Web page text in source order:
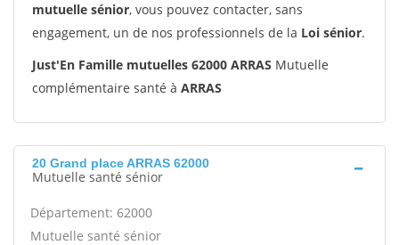
mutuelle sénior, vous pouvez contacter, sans
engagement, un de nos professionnels de la Loi sénior.
Just'En Famille mutuelles 62000 ARRAS Mutuelle
complémentaire santé à ARRAS
20 Grand place ARRAS 62000
Mutuelle santé sénior
Département: 62000
Mutuelle santé sénior